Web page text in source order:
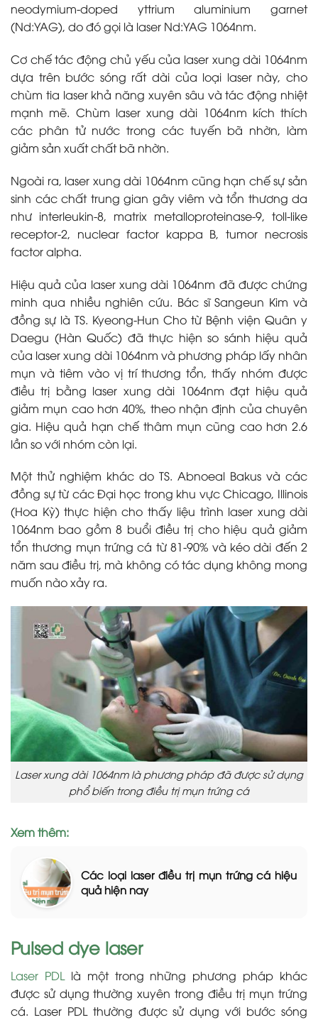
neodymium-doped yttrium aluminium garnet
(Nd:YAG), do đó gọi là laser Nd:YAG 1064nm.
Cơ chế tác động chủ yếu của laser xung dài 1064nm
dựa trên bước sóng rất dài của loại laser này, cho
chùm tia laser khả năng xuyên sâu và tác động nhiệt
mạnh mẽ. Chùm laser xung dài 1064nm kích thích
các phân tử nước trong các tuyến bã nhờn, làm
giảm sản xuất chất bã nhờn.
Ngoài ra, laser xung dài 1064nm cũng hạn chế sự sản
sinh các chất trung gian gây viêm và tổn thương da
như interleukin-8, matrix metalloproteinase-9, toll-like
receptor-2, nuclear factor kappa B, tumor necrosis
factor alpha.
Hiệu quả của laser xung dài 1064nm đã được chứng
minh qua nhiều nghiên cứu. Bác sĩ Sangeun Kim và
đồng sự là TS. Kyeong-Hun Cho từ Bệnh viện Quân y
Daegu (Hàn Quốc) đã thực hiện so sánh hiệu quả
của laser xung dài 1064nm và phương pháp lấy nhân
mụn và tiêm vào vị trí thương tổn, thấy nhóm được
điều trị bằng laser xung dài 1064nm đạt hiệu quả
giảm mụn cao hơn 40%, theo nhận định của chuyên
gia. Hiệu quả hạn chế thâm mụn cũng cao hơn 2.6
lần so với nhóm còn lại.
Một thử nghiệm khác do TS. Abnoeal Bakus và các
đồng sự từ các Đại học trong khu vực Chicago, Illinois
(Hoa Kỳ) thực hiện cho thấy liệu trình laser xung dài
1064nm bao gồm 8 buổi điều trị cho hiệu quả giảm
tổn thương mụn trứng cá từ 81-90% và kéo dài đến 2
năm sau điều trị, mà không có tác dụng không mong
muốn nào xảy ra.
Laser xung dài 1064nm là phương pháp đã được sử dụng
phổ biến trong điều trị mụn trứng cá
Xem thêm:
Các loại laser điều trị mụn trứng cá hiệu
quả hiện nay
Pulsed dye laser
Laser PDL
là một trong những phương pháp khác
được sử dụng thường xuyên trong điều trị mụn trứng
cá. Laser PDL thường được sử dụng với bước sóng